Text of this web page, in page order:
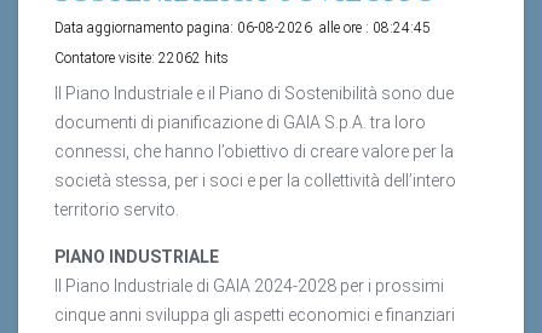
Data aggiornamento pagina: 06-08-2026 alle ore : 08:24:45
Contatore visite: 22062 hits
Il Piano Industriale e il Piano di Sostenibilità sono due
documenti di pianificazione di GAIA S.p.A. tra loro
connessi, che hanno l’obiettivo di creare valore per la
società stessa, per i soci e per la collettività dell’intero
territorio servito.
PIANO INDUSTRIALE
Il Piano Industriale di GAIA 2024-2028 per i prossimi
cinque anni sviluppa gli aspetti economici e finanziari